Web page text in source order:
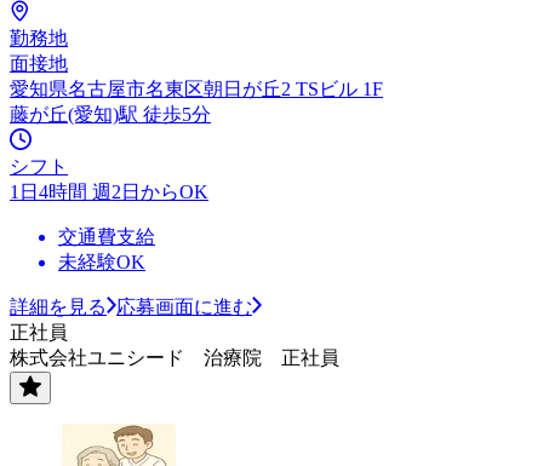
勤務地
面接地
愛知県名古屋市名東区朝日が丘2 TSビル 1F
藤が丘(愛知)駅 徒歩5分
シフト
1日4時間 週2日からOK
交通費支給
未経験OK
詳細を見る
応募画面に進む
正社員
株式会社ユニシード 治療院 正社員